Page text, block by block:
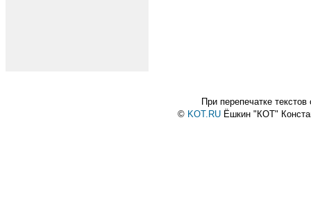
При перепечатке
© KOT.RU Ёшкин "КОТ"